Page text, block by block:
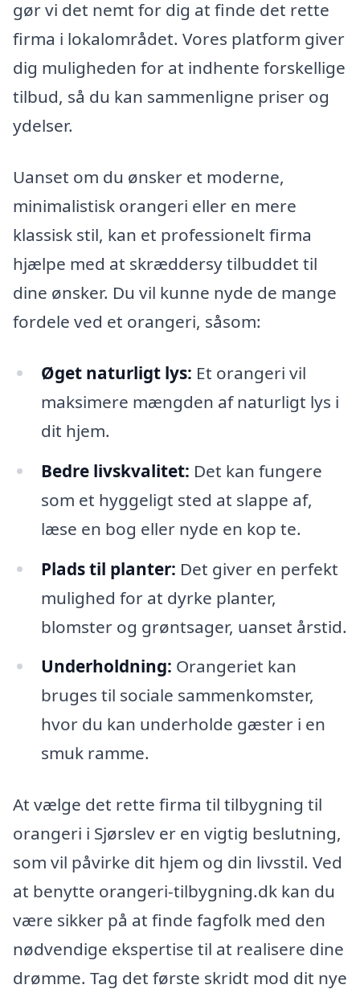
gør vi det nemt for dig at finde det rette
firma i lokalområdet. Vores platform giver
dig muligheden for at indhente forskellige
tilbud, så du kan sammenligne priser og
ydelser.
Uanset om du ønsker et moderne,
minimalistisk orangeri eller en mere
klassisk stil, kan et professionelt firma
hjælpe med at skræddersy tilbuddet til
dine ønsker. Du vil kunne nyde de mange
fordele ved et orangeri, såsom:
Øget naturligt lys: Et orangeri vil
maksimere mængden af naturligt lys i
dit hjem.
Bedre livskvalitet: Det kan fungere
som et hyggeligt sted at slappe af,
læse en bog eller nyde en kop te.
Plads til planter: Det giver en perfekt
mulighed for at dyrke planter,
blomster og grøntsager, uanset årstid.
Underholdning: Orangeriet kan
bruges til sociale sammenkomster,
hvor du kan underholde gæster i en
smuk ramme.
At vælge det rette firma til tilbygning til
orangeri i Sjørslev er en vigtig beslutning,
som vil påvirke dit hjem og din livsstil. Ved
at benytte orangeri-tilbygning.dk kan du
være sikker på at finde fagfolk med den
nødvendige ekspertise til at realisere dine
drømme. Tag det første skridt mod dit nye